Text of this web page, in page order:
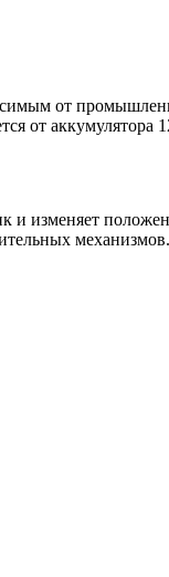
от
от аккумулятора
и изменяет
механизмов.